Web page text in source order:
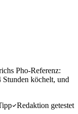
Pho-Referenz:
Stunden köchelt, und
Redaktion getestet